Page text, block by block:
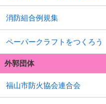
消防組合例規集
ペーパークラフトをつくろう
外郭団体
福山市防火協会連合会